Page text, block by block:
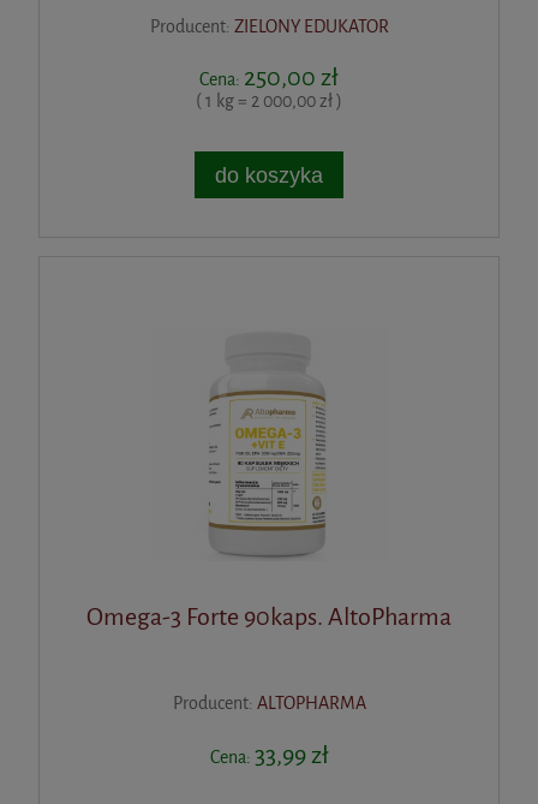
Cena regularna:50,99 zł
Najniższa cena:47,49 zł
do koszyka
Cena regularna:33,90 zł
do koszyka
Producent: ZIELONY EDUKATOR
Cena: 250,00 zł
( 1 kg = 2 000,00 zł )
do koszyka
Omega-3 Forte 90kaps. AltoPharma
Producent: ALTOPHARMA
Cena: 33,99 zł